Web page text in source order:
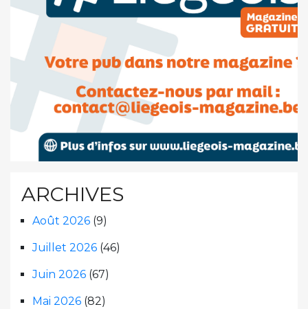
ARCHIVES
Août 2026 (9)
Juillet 2026 (46)
Juin 2026 (67)
Mai 2026 (82)